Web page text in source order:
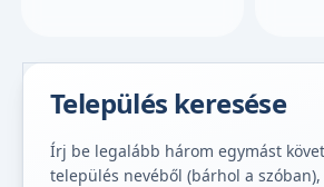
Település keresése
Írj be legalább három egymást
település nevéből (bárhol a